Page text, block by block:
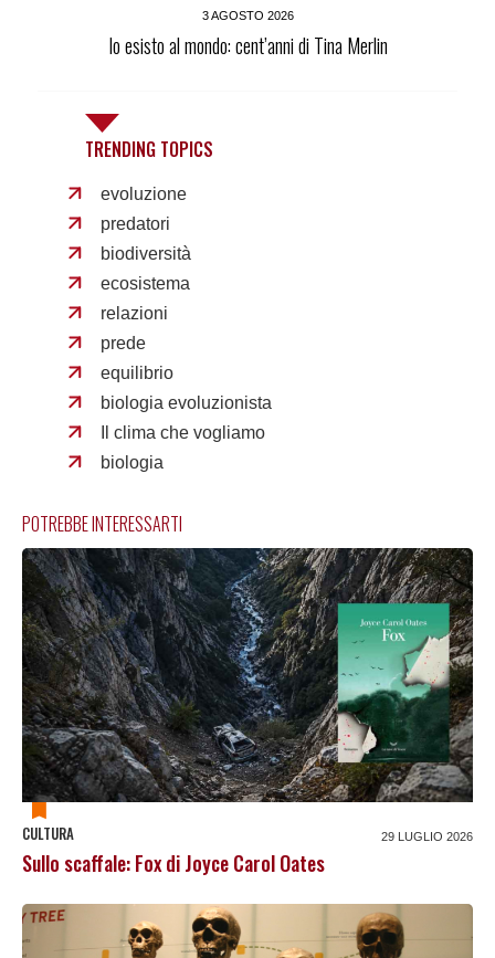
3 AGOSTO 2026
Io esisto al mondo: cent’anni di Tina Merlin
TRENDING TOPICS
evoluzione
predatori
biodiversità
ecosistema
relazioni
prede
equilibrio
biologia evoluzionista
Il clima che vogliamo
biologia
POTREBBE INTERESSARTI
CULTURA 29 LUGLIO 2026
Sullo scaffale: Fox di Joyce Carol Oates